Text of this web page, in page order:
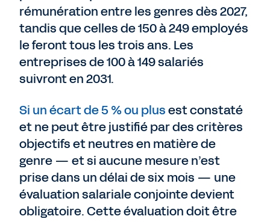
rémunération entre les genres dès 2027,
tandis que celles de 150 à 249 employés
le feront tous les trois ans. Les
entreprises de 100 à 149 salariés
suivront en 2031.
Si un écart de 5 % ou plusest constaté
et ne peut être justifié par des critères
objectifs et neutres en matière de
genre — et si aucune mesure n’est
prise dans un délai de six mois — une
évaluation salariale conjointe devient
obligatoire. Cette évaluation doit être